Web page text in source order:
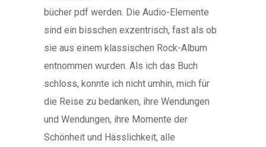
bücher pdf werden. Die Audio-Elemente
sind ein bisschen exzentrisch, fast als ob
sie aus einem klassischen Rock-Album
entnommen wurden. Als ich das Buch
schloss, konnte ich nicht umhin, mich für
die Reise zu bedanken, ihre Wendungen
und Wendungen, ihre Momente der
Schönheit und Hässlichkeit, alle